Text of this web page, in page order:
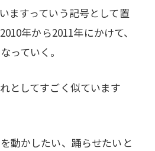
ますっていう記号として置
年から2011年にかけて、
っていく。
としてすごく似ています
動かしたい、踊らせたいと